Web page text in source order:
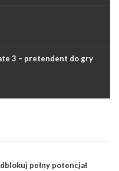
3 – pretendent do gry
pełny potencjał